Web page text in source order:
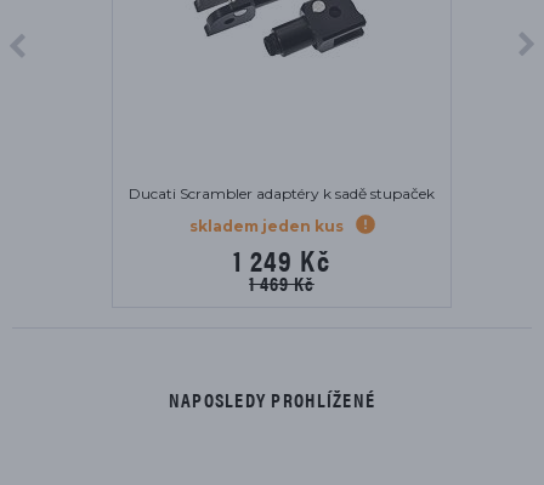
Ducati Scrambler adaptéry k sadě stupaček
skladem jeden kus
1 249 Kč
1 469 Kč
NAPOSLEDY PROHLÍŽENÉ